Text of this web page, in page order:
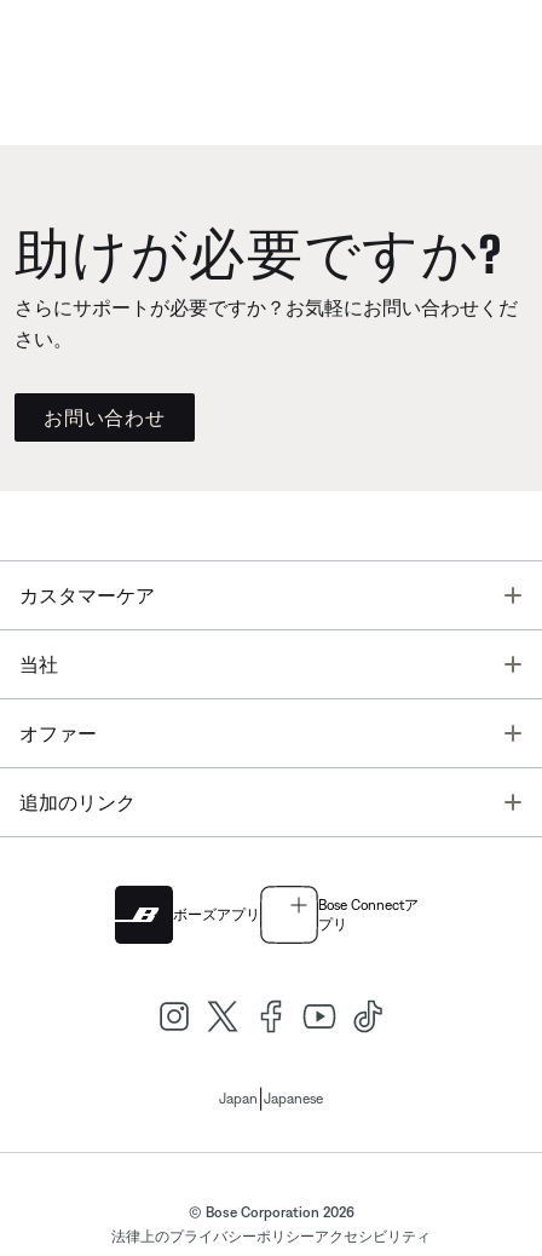
助けが必要ですか?
さらにサポートが必要ですか？お気軽にお問い合わせくだ
さい。
お問い合わせ
カスタマーケア
当社
オファー
追加のリンク
ボーズアプリ
Bose Connectア
プリ
Japan Japanese
© Bose Corporation 2026
法律上のプライバシーポリシーアクセシビリティ